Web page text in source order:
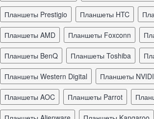
планшеты Prestigio планшеты HTC
планшеты AMD планшеты Foxconn
планшеты BenQ планшеты Toshiba
планшеты Western Digital планшеты
планшеты AOC планшеты Parrot